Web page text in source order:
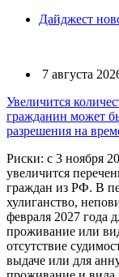
Дайджест
7 августа
Увеличится
гражданин может
разрешения на
Риски: с 3 ноября
увеличится
граждан из РФ. В
хулиганство,
февраля 2027 года
проживание или
отсутствие
выдаче или для